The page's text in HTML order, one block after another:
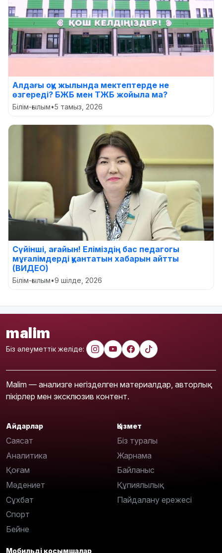
Алдағы оқу жылында мектептерде не
өзгереді? БЖБ мен ТЖБ жойыла ма?
Білім-ғылым•5 тамыз, 2026
Сүйінші, ағайын! Еліміздің бас педагогы
мұғалімдерді қуантатын хабарын айтты
(ВИДЕО)
Білім-ғылым•9 шілде, 2026
malim
Біз әлеуметтік желіде:
Malim — анализге негізделген материалдар, авторлық
пікірлер мен эксклюзив контент.
Айдарлар
Саясат
Аналитика
Қоғам
Мәдениет
Сұхбат
Спорт
Бейне
Қызмет
Біз туралы
Жарнама
Байланыс
Құпиялылық
Пайдалану ережесі
Мобильді қосымшалар